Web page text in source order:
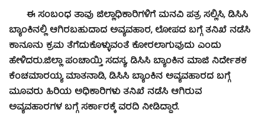
ಈ ಸಂಬಂಧ ತಾವು ಜಿಲ್ಲಾಧಿಕಾರಿಗಳಿಗೆ ಮನವಿ ಪತ್ರ ಸಲ್ಲಿಸಿ, ಡಿಸಿಸಿ
ಬ್ಯಾಂಕಿನಲ್ಲಿ ಆಗಿರಬಹುದಾದ ಅವ್ಯವಹಾರ, ಲೋಪದ ಬಗ್ಗೆ ತನಿಖೆ ನಡೆಸಿ
ಕಾನೂನು ಕ್ರಮ ತೆಗೆದುಕೊಳ್ಳುವಂತೆ ಕೋರಲಾಗುವುದು ಎಂದು
ಹೇಳಿದರು.ಜಿಲ್ಲಾ ಪಂಚಾಯ್ತಿ ಸದಸ್ಯ, ಡಿಸಿಸಿ ಬ್ಯಾಂಕಿನ ಮಾಜಿ ನಿರ್ದೇಶಕ
ಕೆಂಚಮಾರಯ್ಯ ಮಾತನಾಡಿ, ಡಿಸಿಸಿ ಬ್ಯಾಂಕಿನ ಅವ್ಯವಹಾರದ ಬಗ್ಗೆ
ಮೂವರು ಹಿರಿಯ ಅಧಿಕಾರಿಗಳು ತನಿಖೆ ನಡೆಸಿ ಆಗಿರುವ
ಅವ್ಯವಹಾರಗಳ ಬಗ್ಗೆ ಸರ್ಕಾರಕ್ಕೆ ವರದಿ ನೀಡಿದ್ದಾರೆ.